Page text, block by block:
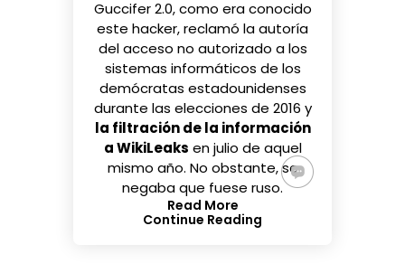
Guccifer 2.0, como era conocido
este hacker, reclamó la autoría
delacceso no autorizado a los
sistemas informáticos de los
demócratas estadounidenses
durante las elecciones de 2016 y
la filtración de la información
a WikiLeaks en julio de aquel
mismo año. No obstante, se
negaba que fuese ruso.
Read More
Continue Reading